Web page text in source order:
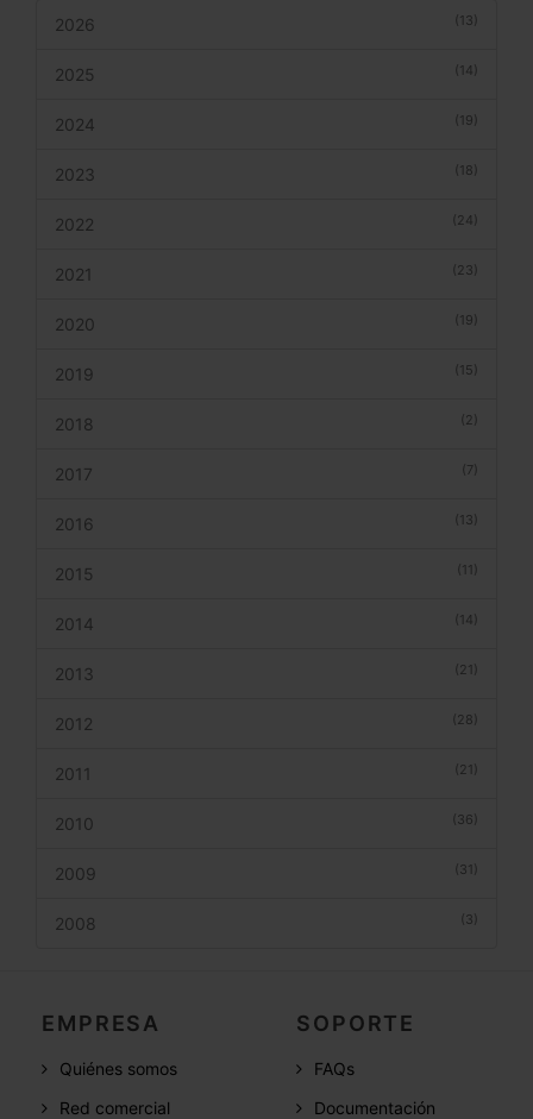
(13)
2026
(14)
2025
(19)
2024
(18)
2023
(24)
2022
(23)
2021
(19)
2020
(15)
2019
(2)
2018
(7)
2017
(13)
2016
(11)
2015
(14)
2014
(21)
2013
(28)
2012
(21)
2011
(36)
2010
(31)
2009
(3)
2008
EMPRESA
Quiénes somos
Red comercial
SOPORTE
FAQs
Documentación